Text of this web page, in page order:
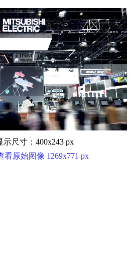
示尺寸：400x243 px
看原始图像 1269x771 px